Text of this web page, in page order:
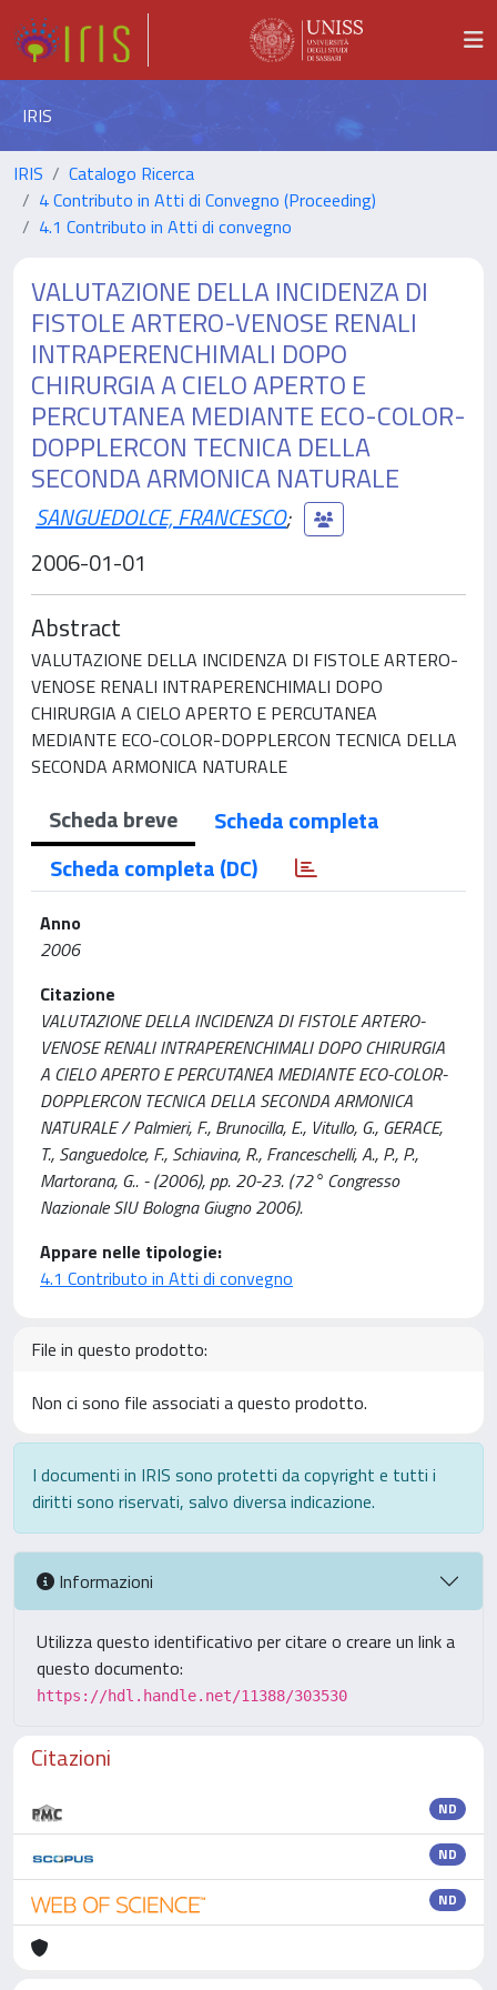
IRIS
IRIS
Catalogo Ricerca
4 Contributo in Atti di Convegno (Proceeding)
4.1 Contributo in Atti di convegno
VALUTAZIONE DELLA INCIDENZA DI
FISTOLE ARTERO-VENOSE RENALI
INTRAPERENCHIMALI DOPO
CHIRURGIA A CIELO APERTO E
PERCUTANEA MEDIANTE ECO-COLOR-
DOPPLERCON TECNICA DELLA
SECONDA ARMONICA NATURALE
SANGUEDOLCE, FRANCESCO;
2006-01-01
Abstract
VALUTAZIONE DELLA INCIDENZA DI FISTOLE ARTERO-
VENOSE RENALI INTRAPERENCHIMALI DOPO
CHIRURGIA A CIELO APERTO E PERCUTANEA
MEDIANTE ECO-COLOR-DOPPLERCON TECNICA DELLA
SECONDA ARMONICA NATURALE
Scheda breve
Scheda completa
Scheda completa (DC)
Anno
2006
Citazione
VALUTAZIONE DELLA INCIDENZA DI FISTOLE ARTERO-
VENOSE RENALI INTRAPERENCHIMALI DOPO CHIRURGIA
A CIELO APERTO E PERCUTANEA MEDIANTE ECO-COLOR-
DOPPLERCON TECNICA DELLA SECONDA ARMONICA
NATURALE / Palmieri, F., Brunocilla, E., Vitullo, G., GERACE,
T., Sanguedolce, F., Schiavina, R., Franceschelli, A., P., P.,
Martorana, G.. - (2006), pp. 20-23. (72° Congresso
Nazionale SIU Bologna Giugno 2006).
Appare nelle tipologie:
4.1 Contributo in Atti di convegno
File in questo prodotto:
Non ci sono file associati a questo prodotto.
I documenti in IRIS sono protetti da copyright e tutti i
diritti sono riservati, salvo diversa indicazione.
Informazioni
Utilizza questo identificativo per citare o creare un link a
questo documento:
https://hdl.handle.net/11388/303530
Citazioni
ND
ND
ND